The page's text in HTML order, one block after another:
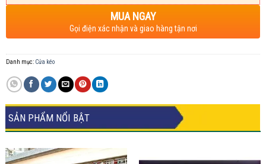
MUA NGAY
Gọi điện xác nhận và giao hàng tận nơi
Danh mục: Cửa kéo
SẢN PHẨM NỔI BẬT